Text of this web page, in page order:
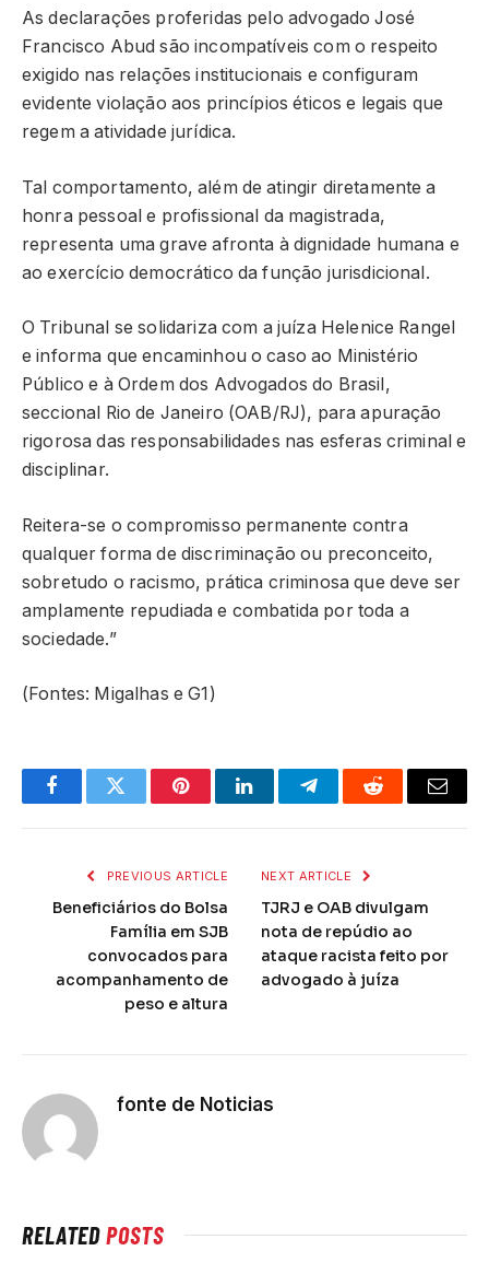
As declarações proferidas pelo advogado José
Francisco Abud são incompatíveis com o respeito
exigido nas relações institucionais e configuram
evidente violação aos princípios éticos e legais que
regem a atividade jurídica.
Tal comportamento, além de atingir diretamente a
honra pessoal e profissional da magistrada,
representa uma grave afronta à dignidade humana e
ao exercício democrático da função jurisdicional.
O Tribunal se solidariza com a juíza Helenice Rangel
e informa que encaminhou o caso ao Ministério
Público e à Ordem dos Advogados do Brasil,
seccional Rio de Janeiro (OAB/RJ), para apuração
rigorosa das responsabilidades nas esferas criminal e
disciplinar.
Reitera-se o compromisso permanente contra
qualquer forma de discriminação ou preconceito,
sobretudo o racismo, prática criminosa que deve ser
amplamente repudiada e combatida por toda a
sociedade.”
(Fontes: Migalhas e G1)
FacebookTwitter PinterestLinkedInTelegramReddit Email
PREVIOUS ARTICLE
Beneficiários do Bolsa
Família em SJB
convocados para
acompanhamento de
peso e altura
NEXT ARTICLE
TJRJ e OAB divulgam
nota de repúdio ao
ataque racista feito por
advogado à juíza
fonte de Noticias
RELATEDPOSTS